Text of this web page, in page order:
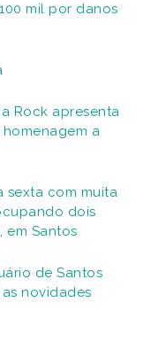
mil por danos
Rock apresenta
a
sexta com muita
dois
em Santos
de Santos
novidades